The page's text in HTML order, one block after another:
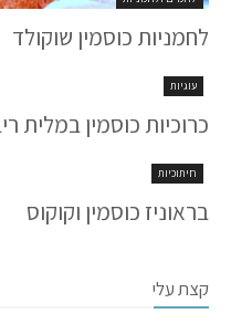
לחמניות כוסמין שוקולד
עוגיות
כרוכיות כוסמין במלית
חיתוכיות
בראוניז כוסמין וקוקוס
קצת עלי